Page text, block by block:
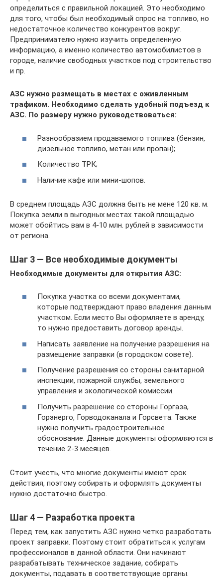
определиться с правильной локацией. Это необходимо
для того, чтобы был необходимый спрос на топливо, но
недостаточное количество конкурентов вокруг.
Предпринимателю нужно изучить определенную
информацию, а именно количество автомобилистов в
городе, наличие свободных участков под строительство
и пр.
АЗС нужно размещать в местах с оживленным
трафиком. Необходимо сделать удобный подъезд к
АЗС. По размеру нужно руководствоваться:
Разнообразием продаваемого топлива (бензин,
дизельное топливо, метан или пропан);
Количество ТРК;
Наличие кафе или мини-шопов.
В среднем площадь АЗС должна быть не мене 120 кв. м.
Покупка земли в выгодных местах такой площадью
может обойтись вам в 4-10 млн. рублей в зависимости
от региона.
Шаг 3 — Все необходимые документы
Необходимые документы для открытия АЗС:
Покупка участка со всеми документами,
которые подтверждают право владения данным
участком. Если место Вы оформляете в аренду,
то нужно предоставить договор аренды.
Написать заявление на получение разрешения на
размещение заправки (в городском совете).
Получение разрешения со стороны санитарной
инспекции, пожарной службы, земельного
управления и экологической комиссии.
Получить разрешение со стороны Горгаза,
Горэнерго, Горводоканала и Горсвета. Также
нужно получить градостроительное
обоснование. Данные документы оформляются в
течение 2-3 месяцев.
Стоит учесть, что многие документы имеют срок
действия, поэтому собирать и оформлять документы
нужно достаточно быстро.
Шаг 4 — Разработка проекта
Перед тем, как запустить АЗС нужно четко разработать
проект заправки. Поэтому стоит обратиться к услугам
профессионалов в данной области. Они начинают
разрабатывать техническое задание, собирать
документы, подавать в соответствующие органы.